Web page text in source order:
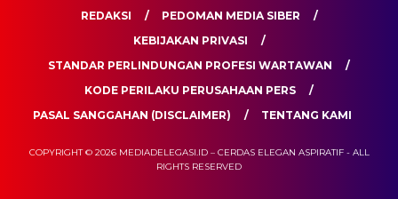
REDAKSI
PEDOMAN MEDIA SIBER
KEBIJAKAN PRIVASI
STANDAR PERLINDUNGAN PROFESI WARTAWAN
KODE PERILAKU PERUSAHAAN PERS
PASAL SANGGAHAN (DISCLAIMER)
TENTANG KAMI
COPYRIGHT © 2026 MEDIADELEGASI.ID – CERDAS ELEGAN ASPIRATIF - ALL
RIGHTS RESERVED